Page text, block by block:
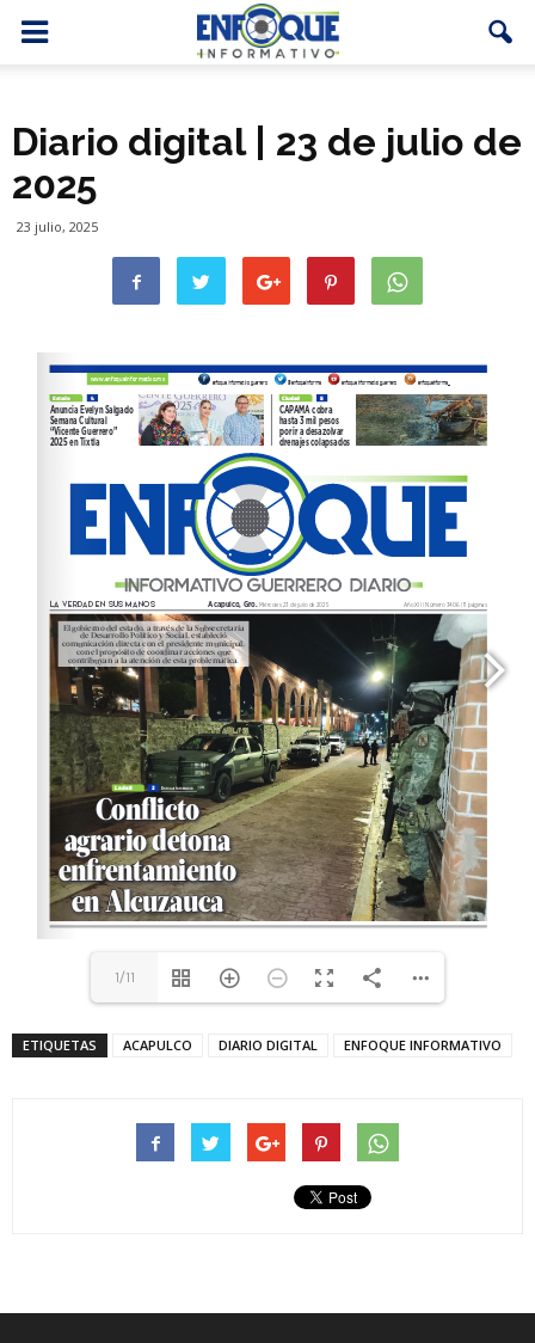
Diario digital | 23 de julio de
2025
23 julio, 2025
1/11
ETIQUETAS ACAPULCO DIARIO DIGITAL ENFOQUE INFORMATIVO